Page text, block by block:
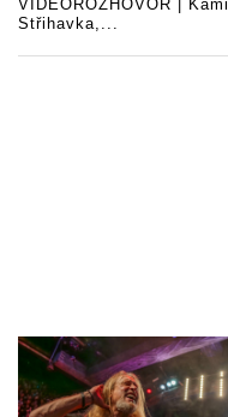
VIDEOROZHOVOR | Kamil
Střihavka,...